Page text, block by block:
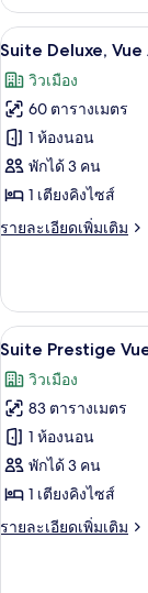
เกี่ยว
กับ
อ
ท
เม
นท์
เปิด
ภาพถ่าย
ทั้งหมด
ของ
Suite
Deluxe,
Avenue
Balcon
6
Suite Deluxe,
วิวเมือง
60 ตารางเมตร
1 ห้องนอน
พักได้ 3 คน
1 เตียงคิงไซส์
รายละเอียดเพิ่มเติม
ราย
เกี่ยว
กับ
Suite
Vue
Avenue
Montaigne
avec
Balcon
เปิด
ภาพถ่าย
ทั้งหมด
ของ
Suite
Prestige
Avenue
5
Suite Prestige
วิวเมือง
83 ตารางเมตร
1 ห้องนอน
พักได้ 3 คน
1 เตียงคิงไซส์
รายละเอียดเพิ่มเติม
ราย